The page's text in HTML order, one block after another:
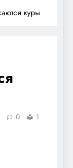
куры
0
1